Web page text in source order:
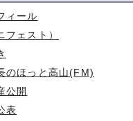
ィール
フェスト）
のほっと高山(FM)
公開
表